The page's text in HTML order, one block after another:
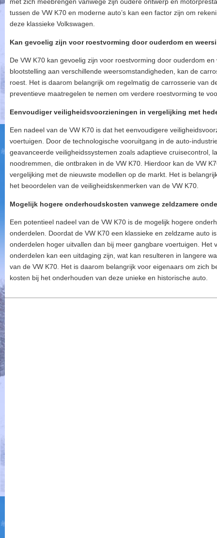
tussen de VW K70 en moderne auto’s kan een factor zijn om
deze klassieke Volkswagen.
Kan gevoelig zijn voor roestvorming door ouderdom en
De VW K70 kan gevoelig zijn voor roestvorming door ouderdom
blootstelling aan verschillende weersomstandigheden, kan de
roest. Het is daarom belangrijk om regelmatig de carrosserie van
preventieve maatregelen te nemen om verdere roestvorming te
Eenvoudiger veiligheidsvoorzieningen in vergelijking met
Een nadeel van de VW K70 is dat het eenvoudigere
voertuigen. Door de technologische vooruitgang in de auto-
geavanceerde veiligheidssystemen zoals adaptieve cruisecontrol,
noodremmen, die ontbraken in de VW K70. Hierdoor kan de VW
vergelijking met de nieuwste modellen op de markt. Het is
het beoordelen van de veiligheidskenmerken van de VW K70.
Mogelijk hogere onderhoudskosten vanwege zeldzamere
Een potentieel nadeel van de VW K70 is de mogelijk hogere
onderdelen. Doordat de VW K70 een klassieke en zeldzame auto
onderdelen hoger uitvallen dan bij meer gangbare voertuigen. Het
onderdelen kan een uitdaging zijn, wat kan resulteren in langere
van de VW K70. Het is daarom belangrijk voor eigenaars om zich
kosten bij het onderhouden van deze unieke en historische auto.